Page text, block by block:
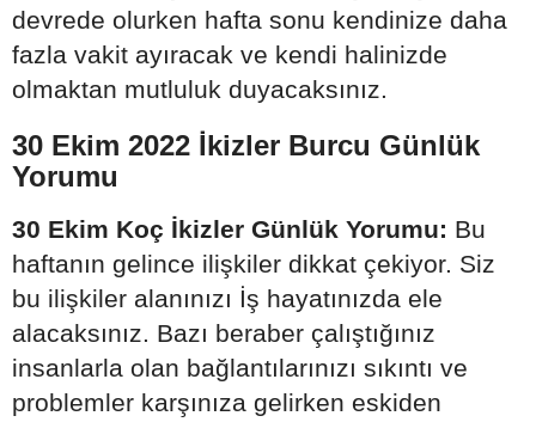
devrede olurken hafta sonu kendinize daha
fazla vakit ayıracak ve kendi halinizde
olmaktan mutluluk duyacaksınız.
30 Ekim 2022 İkizler Burcu Günlük
Yorumu
30 Ekim Koç İkizler Günlük Yorumu: Bu
haftanın gelince ilişkiler dikkat çekiyor. Siz
bu ilişkiler alanınızı İş hayatınızda ele
alacaksınız. Bazı beraber çalıştığınız
insanlarla olan bağlantılarınızı sıkıntı ve
problemler karşınıza gelirken eskiden